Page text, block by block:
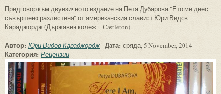
Предговор към двуезичното издание на Петя Дубарова "Ето ме днес
съвършено разлистена" от американския славист Юри Видов
Караджордж (Държавен колеж – Castleton).
Автор: Юри Видов Караджордж Дата: сряда, 5 November, 2014
Категория: Рецензии